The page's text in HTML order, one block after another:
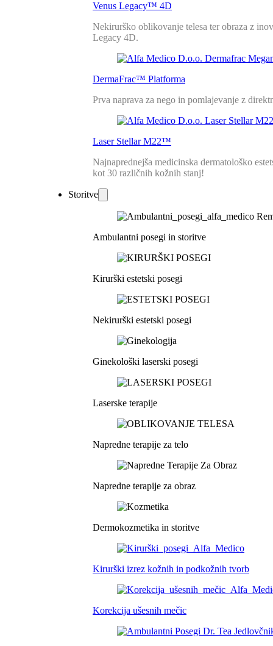
Venus Legacy™ 4D
Nekirurško oblikovanje telesa ter obraza z
Legacy 4D.
DermaFrac™ Platforma
Prva naprava za nego in pomlajevanje z
Laser Stellar M22™
Najnaprednejša medicinska dermatološko
kot 30 različnih kožnih stanj!
Storitve
Ambulantni posegi in storitve
Kirurški estetski posegi
Nekirurški estetski posegi
Ginekološki laserski posegi
Laserske terapije
Napredne terapije za telo
Napredne terapije za obraz
Dermokozmetika in storitve
Kirurški izrez kožnih in podkožnih tvorb
Korekcija ušesnih mečic